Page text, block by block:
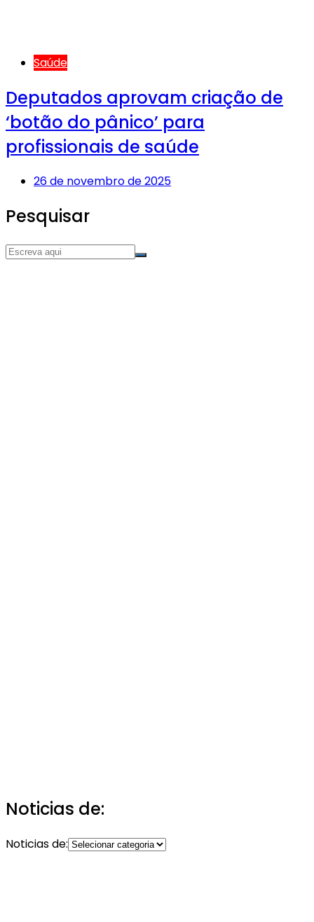
Saúde
Deputados aprovam criação de
‘botão do pânico’ para
profissionais de saúde
26 de novembro de 2025
Pesquisar
Noticias de:
Noticias de: